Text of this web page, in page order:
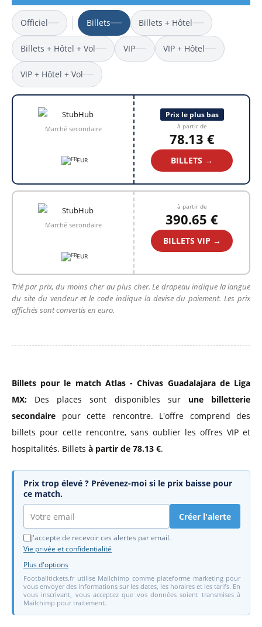
Officiel Billets Billets + Hôtel
Billets + Hôtel + Vol VIP VIP + Hôtel
VIP + Hôtel + Vol
Marché secondaire
EUR
Prix le plus bas
à partir de
78.13 €
BILLETS →
Marché secondaire
EUR
à partir de
390.65 €
BILLETS VIP →
Trié par prix, du moins cher au plus cher. Le drapeau indique la langue
du site du vendeur et le code indique la devise du paiement. Les prix
affichés sont convertis en euro.
Billets pour le match Atlas - Chivas Guadalajara de Liga
MX: Des places sont disponibles sur une billetterie
secondaire pour cette rencontre. L'offre comprend des
billets pour cette rencontre, sans oublier les offres VIP et
hospitalités. Billets à partir de 78.13 €.
Prix trop élevé ? Prévenez-moi si le prix baisse pour
ce match.
Créer l'alerte
J'accepte de recevoir ces alertes par email.
Vie privée et confidentialité
Plus d'options
Footballtickets.fr utilise Mailchimp comme plateforme marketing pour
vous envoyer des informations sur les dates, les horaires et les tarifs. En
vous inscrivant, vous acceptez que vos données soient transmises à
Mailchimp pour traitement.